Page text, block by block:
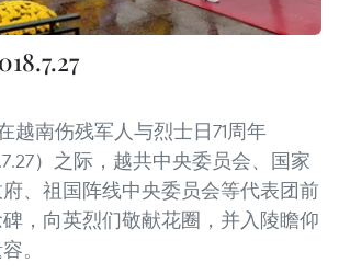
越南伤残军人与烈士日71周年
）之际，越共中央委员会、国家
、祖国阵线中央委员会等代表团前
，向英烈们敬献花圈，并入陵瞻仰
。